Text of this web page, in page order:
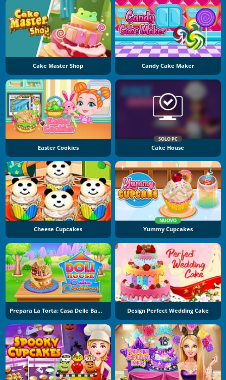
Cake Master Shop Candy Cake Maker
Easter Cookies
SOLO PC
Cake House
Cheese Cupcakes
NUOVO
Yummy Cupcakes
Prepara La Torta: Casa Delle Bambole Design Perfect Wedding Cake